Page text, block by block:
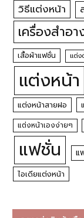
วิธีแต่งหน้า
เครื่องสำอา
เสื้อผ้าแฟชั่น แต่ง
แต่งหน้า
แต่งหน้าสายฝอ
แต่งหน้าเองง่ายๆ
แฟชั่น แ
ไอเดียแต่งหน้า